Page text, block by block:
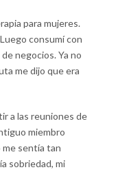
para mujeres.
consumí con
negocios. Ya no
me dijo que era
a las reuniones de
miembro
me sentía tan
sobriedad, mi